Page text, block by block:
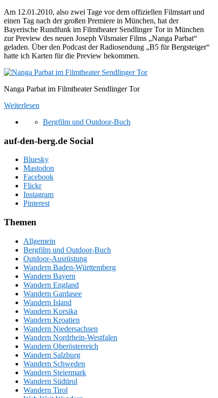
Am 12.01.2010, also zwei Tage vor dem offiziellen Filmstart und
einen Tag nach der großen Premiere in München, hat der
Bayerische Rundfunk im Filmtheater Sendlinger Tor in München
zur Preview des neuen Joseph Vilsmaier Films „Nanga Parbat“
geladen. Über den Podcast der Radiosendung „B5 für Bergsteiger“
hatte ich Karten für die Preview bekommen.
Nanga Parbat im Filmtheater Sendlinger Tor
Weiterlesen
Bergfilm und Outdoor-Buch
auf-den-berg.de Social
Bluesky
Mastodon
Facebook
Flickr
Instagram
Pinterest
Themen
Allgemein
Bergfilm und Outdoor-Buch
Outdoor-Ausrüstung
Wandern Baden-Württemberg
Wandern Bayern
Wandern England
Wandern Gardasee
Wandern Island
Wandern Korsika
Wandern Kroatien
Wandern Niedersachsen
Wandern Nordrhein-Westfalen
Wandern Oberösterreich
Wandern Salzburg
Wandern Schweden
Wandern Steiermark
Wandern Südtirol
Wandern Tirol